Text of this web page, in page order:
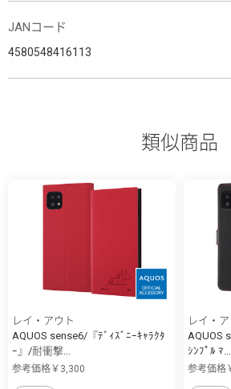
JANコード
4580548416113
類似商品
レイ・アウト
AQUOS sense6/『ﾃﾞｨｽﾞﾆｰｷｬﾗｸﾀ
ｰ』/耐衝撃...
参考価格￥3,300
レイ・
AQUOS
ｼﾝﾌﾟﾙ ﾏ...
参考価格